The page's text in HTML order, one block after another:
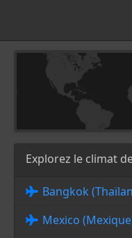
Explorez le climat
Bangkok
Mexico